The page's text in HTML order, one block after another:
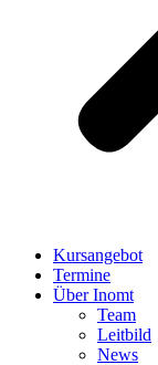
Kursangebot
Termine
Über Inomt
Team
Leitbild
News